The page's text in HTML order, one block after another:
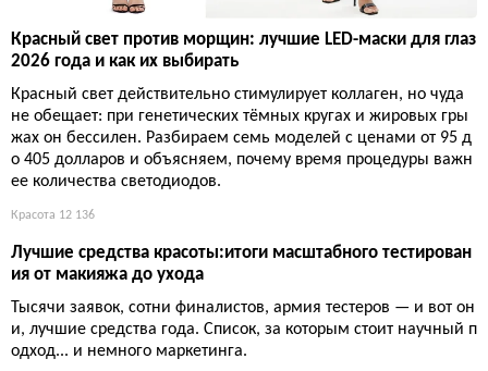
Красный свет против морщин: лучшие LED-маски для глаз
2026 года и как их выбирать
Красный свет действительно стимулирует коллаген, но чуда
не обещает: при генетических тёмных кругах и жировых гры
жах он бессилен. Разбираем семь моделей с ценами от 95 д
о 405 долларов и объясняем, почему время процедуры важн
ее количества светодиодов.
Красота 12 136
Лучшие средства красоты:итоги масштабного тестирован
ия от макияжа до ухода
Тысячи заявок, сотни финалистов, армия тестеров — и вот он
и, лучшие средства года. Список, за которым стоит научный п
одход... и немного маркетинга.